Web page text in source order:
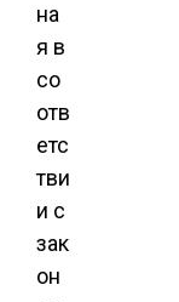
на
я в
со
отв
етс
тви
и с
зак
он